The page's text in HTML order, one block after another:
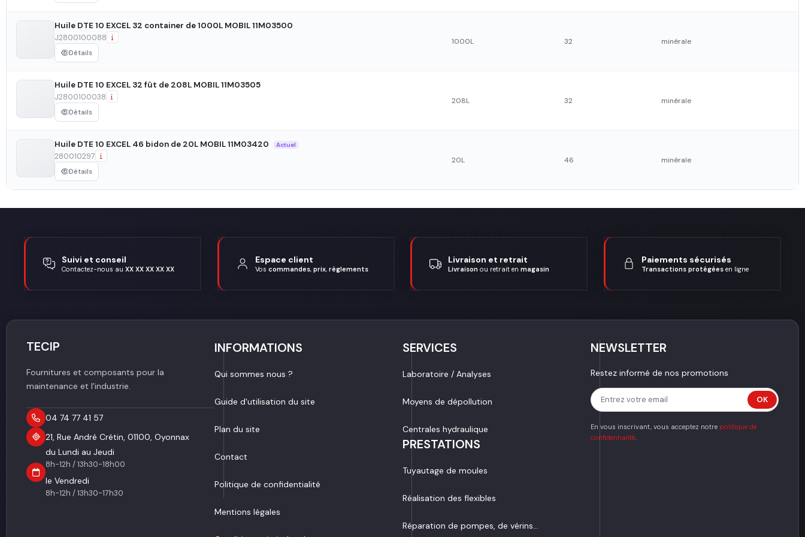
Huile DTE 10 EXCEL 32 container de 1000L MOBIL 11M03500
J2800100088
Détails
1000L 32 minérale
Huile DTE 10 EXCEL 32 fût de 208L MOBIL 11M03505
J2800100038
Détails
208L 32 minérale
Huile DTE 10 EXCEL 46 bidon de 20L MOBIL 11M03420 Actuel
280010297
Détails
20L 46 minérale
Suivi et conseil
Contactez-nous au XX XX XX XX XX
Espace client
Vos commandes, prix, règlements
Livraison et retrait
Livraison ou retrait enmagasin
Paiements sécurisés
Transactions protégéesen ligne
TECIP
Fournitures et composants pour la
maintenance et l'industrie.
04 74 77 41 57
21, Rue André Crétin, 01100, Oyonnax
du Lundi au Jeudi
8h-12h / 13h30-18h00
le Vendredi
8h-12h / 13h30-17h30
INFORMATIONS
Qui sommes nous ?
Guide d'utilisation du site
Plan du site
Contact
Politique de confidentialité
Mentions légales
SERVICES
Laboratoire / Analyses
Moyens de dépollution
Centrales hydraulique
PRESTATIONS
Tuyautage de moules
Réalisation des flexibles
Réparation de pompes, de vérins...
NEWSLETTER
Restez informé de nos promotions
En vous inscrivant, vous acceptez notre politique de
confidentialité.